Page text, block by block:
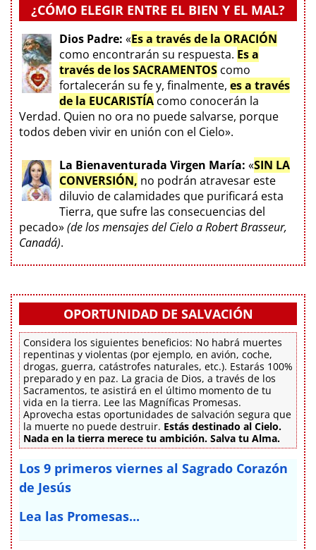
¿CÓMO ELEGIR ENTRE EL BIEN Y EL MAL?
Dios Padre: «Es a través de la ORACIÓN
como encontrarán su respuesta. Es a
través de los SACRAMENTOS como
fortalecerán su fe y, finalmente, es a través
de la EUCARISTÍA como conocerán la
Verdad. Quien no ora no puede salvarse, porque
todos deben vivir en unión con el Cielo».
La Bienaventurada Virgen María: «SIN LA
CONVERSIÓN, no podrán atravesar este
diluvio de calamidades que purificará esta
Tierra, que sufre las consecuencias del
pecado»(de los mensajes del Cielo a Robert Brasseur,
Canadá).
OPORTUNIDAD DE SALVACIÓN
Considera los siguientes beneficios: No habrá muertes
repentinas y violentas (por ejemplo, en avión, coche,
drogas, guerra, catástrofes naturales, etc.). Estarás 100%
preparado y en paz. La gracia de Dios, a través de los
Sacramentos, te asistirá en el último momento de tu
vida en la tierra. Lee las Magníficas Promesas.
Aprovecha estas oportunidades de salvación segura que
la muerte no puede destruir. Estás destinado al Cielo.
Nada en la tierra merece tu ambición. Salva tu Alma.
Los 9 primeros viernes al Sagrado Corazón
de Jesús
Lea las Promesas...